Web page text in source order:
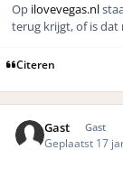
Op ilovevegas.nl
terug krijgt, of is dat
Citeren
Gast Gast
Geplaatst 17